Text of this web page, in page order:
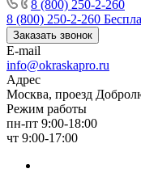
8 (800) 250-2-260
8 (800) 250-2-260
Заказать звонок
E-mail
info@okraskapro.ru
Адрес
Москва, проезд
Режим работы
пн-пт 9:00-18:00
чт 9:00-17:00